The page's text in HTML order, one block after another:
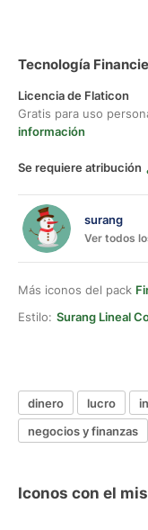
Tecnología
Licencia de Flaticon
Gratis para uso
información
Se requiere atribución
surang
Ver todos
Más iconos del pack
Estilo: Surang Lineal
dinero lucro
negocios y finanzas
Iconos con el